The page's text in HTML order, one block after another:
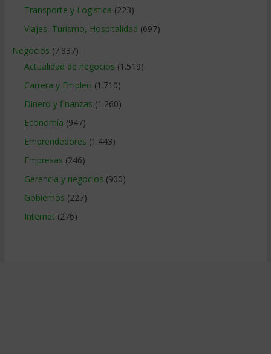
Transporte y Logistica (223)
Viajes, Turismo, Hospitalidad (697)
Negocios (7.837)
Actualidad de negocios (1.519)
Carrera y Empleo (1.710)
Dinero y finanzas (1.260)
Economía (947)
Emprendedores (1.443)
Empresas (246)
Gerencia y negocios (900)
Gobiernos (227)
Internet (276)